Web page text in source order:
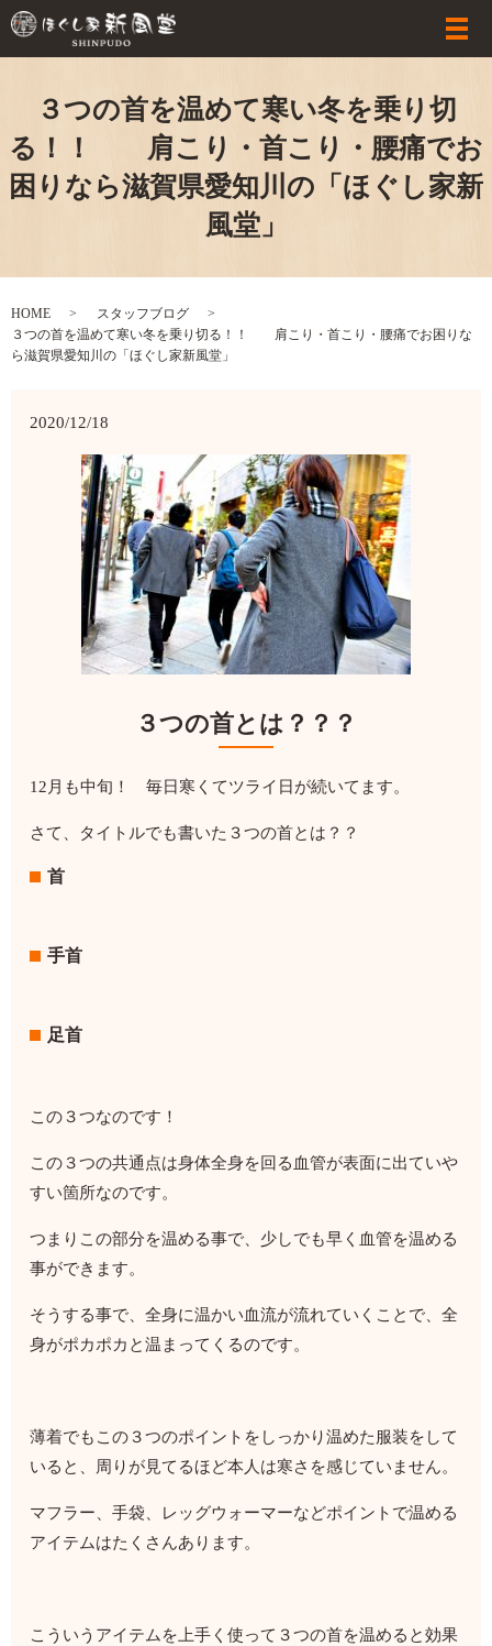
３つの首を温めて寒い冬を乗り切
る！！ 肩こり・首こり・腰痛でお
困りなら滋賀県愛知川の「ほぐし家新
風堂」
HOME
スタッフブログ
３つの首を温めて寒い冬を乗り切る！！ 肩こり・首こり・腰痛でお困りな
ら滋賀県愛知川の「ほぐし家新風堂」
2020/12/18
３つの首とは？？？
12月も中旬！ 毎日寒くてツライ日が続いてます。
さて、タイトルでも書いた３つの首とは？？
首
手首
足首
この３つなのです！
この３つの共通点は身体全身を回る血管が表面に出ていや
すい箇所なのです。
つまりこの部分を温める事で、少しでも早く血管を温める
事ができます。
そうする事で、全身に温かい血流が流れていくことで、全
身がポカポカと温まってくるのです。
薄着でもこの３つのポイントをしっかり温めた服装をして
いると、周りが見てるほど本人は寒さを感じていません。
マフラー、手袋、レッグウォーマーなどポイントで温める
アイテムはたくさんあります。
こういうアイテムを上手く使って３つの首を温めると効果